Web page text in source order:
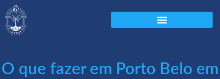
O que fazer em Porto Belo em